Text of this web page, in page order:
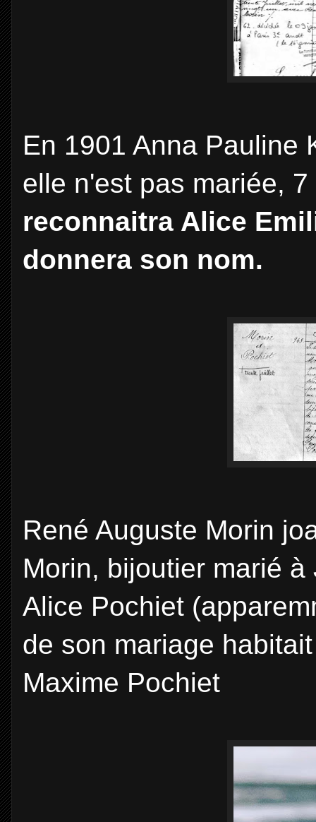
En 1901 Anna Pauline
elle n'est pas mariée,
reconnaitra Alice
donnera son nom.
René Auguste Morin
Morin, bijoutier marié
Alice Pochiet
de son mariage
Maxime Pochiet